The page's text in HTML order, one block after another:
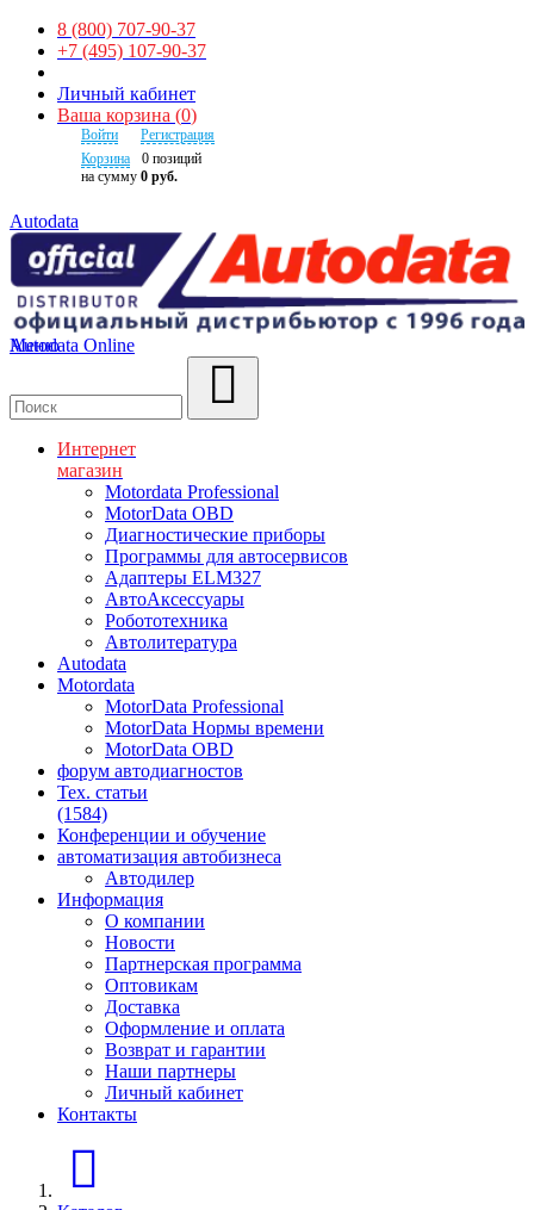
8 (800) 707-90-37
+7 (495) 107-90-37
Личный кабинет
Ваша корзина (0)
Войти
Регистрация
Корзина
0 позиций
на сумму 0 руб.
Autodata
Autodata Online
Меню
Интернет
магазин
Motordata Professional
MotorData OBD
Диагностические приборы
Программы для автосервисов
Адаптеры ELM327
АвтоАксессуары
Робототехника
Автолитература
Autodata
Motordata
MotorData Professional
MotorData Нормы времени
MotorData OBD
форум автодиагностов
Тех. статьи
(1584)
Конференции и обучение
автоматизация автобизнеса
Автодилер
Информация
О компании
Новости
Партнерская программа
Оптовикам
Доставка
Оформление и оплата
Возврат и гарантии
Наши партнеры
Личный кабинет
Контакты